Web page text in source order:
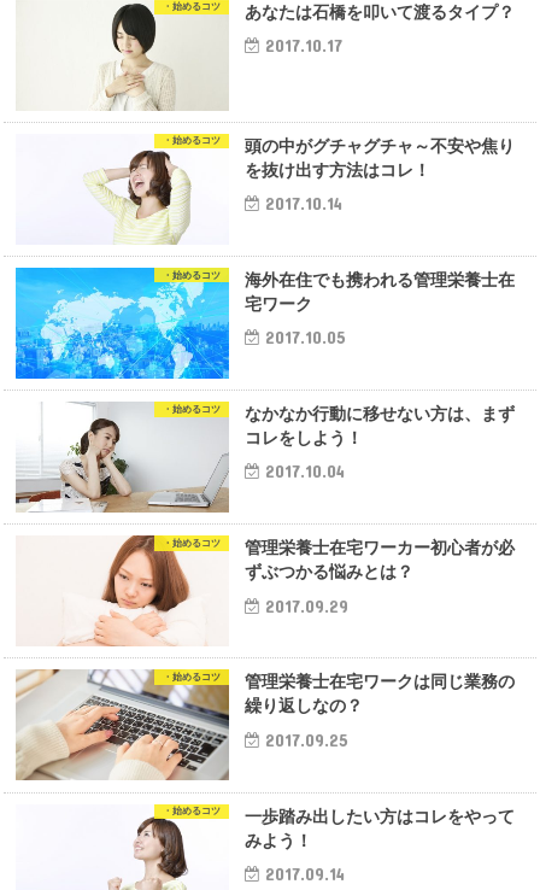
・始めるコツ あなたは石橋を叩いて渡るタイプ？
2017.10.17
・始めるコツ
頭の中がグチャグチャ～不安や焦り
を抜け出す方法はコレ！
2017.10.14
・始めるコツ
海外在住でも携われる管理栄養士在
宅ワーク
2017.10.05
・始めるコツ
なかなか行動に移せない方は、まず
コレをしよう！
2017.10.04
・始めるコツ
管理栄養士在宅ワーカー初心者が必
ずぶつかる悩みとは？
2017.09.29
・始めるコツ
管理栄養士在宅ワークは同じ業務の
繰り返しなの？
2017.09.25
・始めるコツ
一歩踏み出したい方はコレをやって
みよう！
2017.09.14